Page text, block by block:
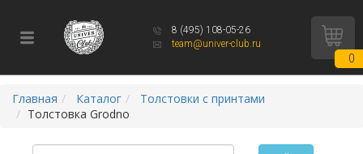
8 (495) 108-05-26
team@univer-club.ru
0
Главная Каталог
Толстовки с принтами
Толстовка Grodno